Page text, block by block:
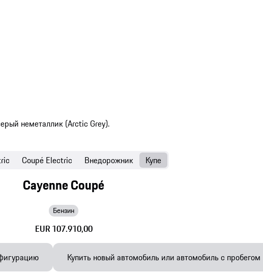
Cayenne Coupé
Бензин
EUR 107.910,00
Coupé Electric Внедорожник Купе
Купить новый автомобиль или автомобиль с пробегом